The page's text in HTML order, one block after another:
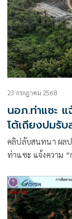
23 กรกฎาคม 2568
นอภ.ท่าแซะ
โต้เถียงปมรั
คลิปลับสนทนา ผล
ท่าแซะ แจ้งความ
ออกนอกราชาณาจัก